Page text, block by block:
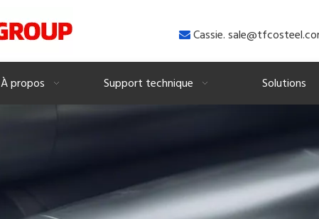
 Cassie.
À propos Support technique Solutions